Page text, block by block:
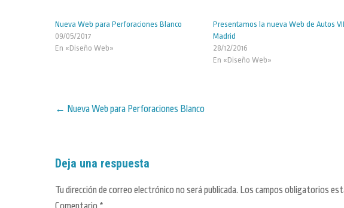
Nueva Web para Perforaciones Blanco
09/05/2017
En «Diseño Web»
Presentamos la nueva Web de Autos
Madrid
28/12/2016
En «Diseño Web»
Post
navigation
← Nueva Web para Perforaciones Blanco
Deja una respuesta
Tu dirección de correo electrónico no será publicada. Los campos obligatorios